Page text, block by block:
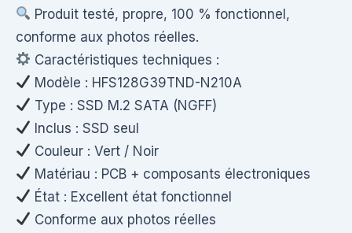
Produit testé, propre, 100 % fonctionnel,
conforme aux photos réelles.
Caractéristiques techniques :
Modèle : HFS128G39TND-N210A
Type : SSD M.2 SATA (NGFF)
Inclus : SSD seul
Couleur : Vert / Noir
Matériau : PCB + composants électroniques
État : Excellent état fonctionnel
Conforme aux photos réelles